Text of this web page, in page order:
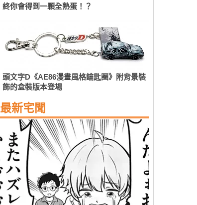
終你會得到一顆全熟蛋！？
頭文字D《AE86漫畫風格鑰匙圈》附背景裝
飾的盒裝版本登場
最新宅聞